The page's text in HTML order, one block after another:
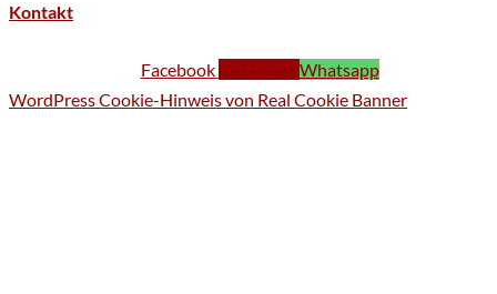
Kontakt
Facebook
Whatsapp
WordPress Cookie-Hinweis von Real Cookie Banner